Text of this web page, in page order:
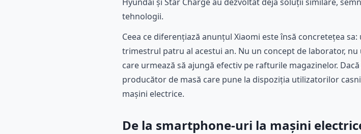
tehnologii.
Ceea ce diferențiază anunțul Xiaomi este însă concretețea
trimestrul patru al acestui an. Nu un concept de laborator,
care urmează să ajungă efectiv pe rafturile magazinelor.
producător de masă care pune la dispoziția utilizatorilor
mașini electrice.
De la smartphone-uri la mașini